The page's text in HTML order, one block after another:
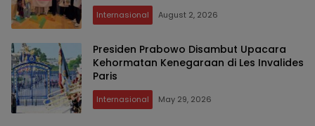
Internasional August 2, 2026
Presiden Prabowo Disambut Upacara
Kehormatan Kenegaraan di Les Invalides
Paris
Internasional May 29, 2026